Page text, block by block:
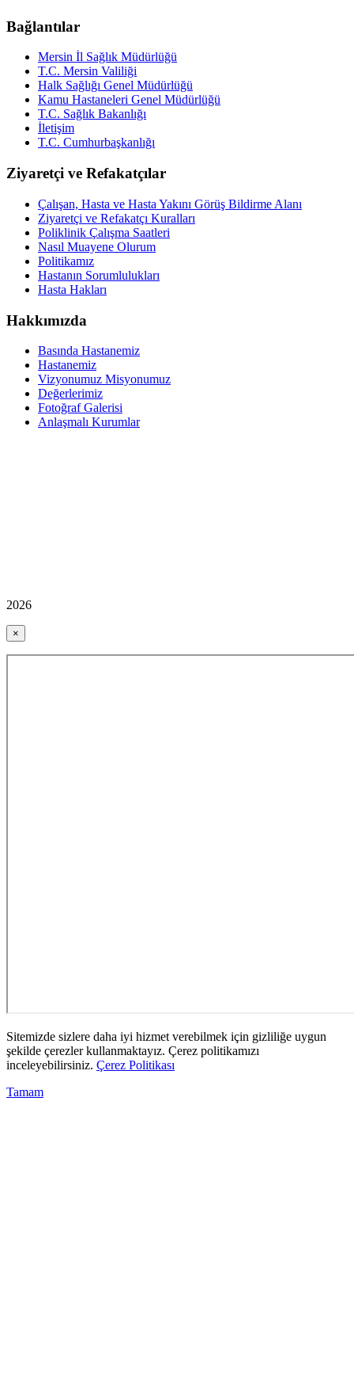
Bağlantılar
Mersin İl Sağlık Müdürlüğü
T.C. Mersin Valiliği
Halk Sağlığı Genel Müdürlüğü
Kamu Hastaneleri Genel Müdürlüğü
T.C. Sağlık Bakanlığı
İletişim
T.C. Cumhurbaşkanlığı
Ziyaretçi ve Refakatçılar
Çalışan, Hasta ve Hasta Yakını Görüş Bildirme Alanı
Ziyaretçi ve Refakatçı Kuralları
Poliklinik Çalışma Saatleri
Nasıl Muayene Olurum
Politikamız
Hastanın Sorumlulukları
Hasta Hakları
Hakkımızda
Basında Hastanemiz
Hastanemiz
Vizyonumuz Misyonumuz
Değerlerimiz
Fotoğraf Galerisi
Anlaşmalı Kurumlar
2026
×
Sitemizde sizlere daha iyi hizmet verebilmek için gizliliğe uygun
şekilde çerezler kullanmaktayız. Çerez politikamızı
inceleyebilirsiniz. Çerez Politikası
Tamam